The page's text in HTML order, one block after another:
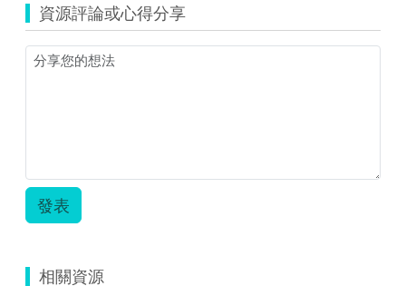
資源評論或心得分享
發表
相關資源